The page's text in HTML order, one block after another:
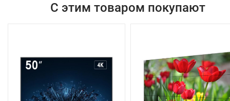
С этим товаром покупают